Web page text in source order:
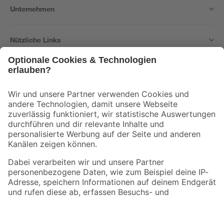
Unternehmen
Nützliche Links
Der toom Newsletter: Keine Angebote und Aktionen mehr verpassen!
Zur Newsletter Anmeldung
Folge uns
Zahlungsarten Versandarten